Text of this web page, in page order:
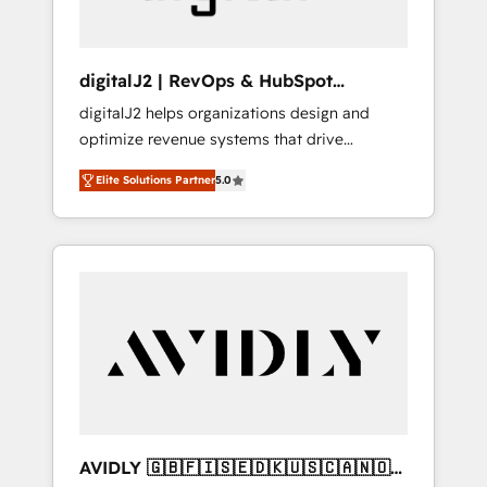
digitalJ2 | RevOps & HubSpot
Implementations
digitalJ2 helps organizations design and
optimize revenue systems that drive
scalable, predictable growth. As a triple-
accredited HubSpot Solutions Partner, we
specialize in both strategic RevOps planning
and hands-on technical execution - building
Services - Managed IT (MSP) - Franchises -
Professional Services - And more! How we
Custom integrations and workflow
Elite Solutions Partner5.0
AVIDLY 🇬🇧🇫🇮🇸🇪🇩🇰🇺🇸🇨🇦🇳🇴